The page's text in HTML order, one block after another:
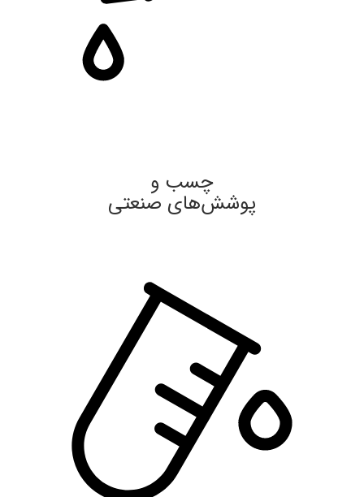
چسب و
پوشش‌های صنعتی